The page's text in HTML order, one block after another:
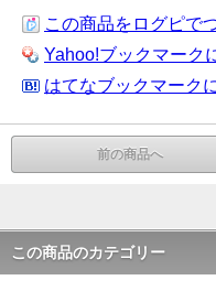
この商品をログピで
Yahoo!ブックマーク
はてなブックマーク
前の商品へ
この商品のカテゴリー